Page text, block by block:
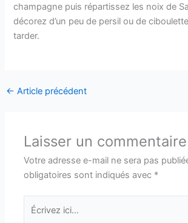
champagne puis répartissez les noix de
décorez d’un peu de persil ou de
tarder.
← Article précédent
Laisser un commentaire
Votre adresse e-mail ne sera pas
obligatoires sont indiqués avec *
Écrivez
ici…